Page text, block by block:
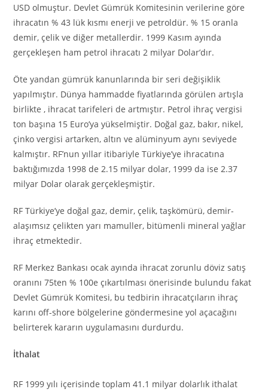
USD olmuştur. Devlet Gümrük Komitesinin verilerine göre
ihracatın % 43 lük kısmı enerji ve petroldür. % 15 oranla
demir, çelik ve diğer metallerdir. 1999 Kasım ayında
gerçekleşen ham petrol ihracatı 2 milyar Dolar’dır.
Öte yandan gümrük kanunlarında bir seri değişiklik
yapılmıştır. Dünya hammadde fiyatlarında görülen artışla
birlikte , ihracat tarifeleri de artmıştır. Petrol ihraç vergisi
ton başına 15 Euro’ya yükselmiştir. Doğal gaz, bakır, nikel,
çinko vergisi artarken, altın ve alüminyum aynı seviyede
kalmıştır. RF’nun yıllar itibariyle Türkiye’ye ihracatına
baktığımızda 1998 de 2.15 milyar dolar, 1999 da ise 2.37
milyar Dolar olarak gerçekleşmiştir.
RF Türkiye’ye doğal gaz, demir, çelik, taşkömürü, demir-
alaşımsız çelikten yarı mamuller, bitümenli mineral yağlar
ihraç etmektedir.
RF Merkez Bankası ocak ayında ihracat zorunlu döviz satış
oranını 75ten % 100e çıkartılması önerisinde bulundu fakat
Devlet Gümrük Komitesi, bu tedbirin ihracatçıların ihraç
karını off-shore bölgelerine göndermesine yol açacağını
belirterek kararın uygulamasını durdurdu.
İthalat
RF 1999 yılı içerisinde toplam 41.1 milyar dolarlık ithalat